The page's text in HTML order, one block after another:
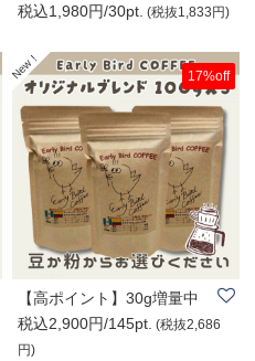
ーヒー|Early B..
税込1,980円/30pt. (税抜1,833円)
17%off
【高ポイント】30g増量中
で330g!!!自家焙..
税込2,900円/145pt. (税抜2,686
円)